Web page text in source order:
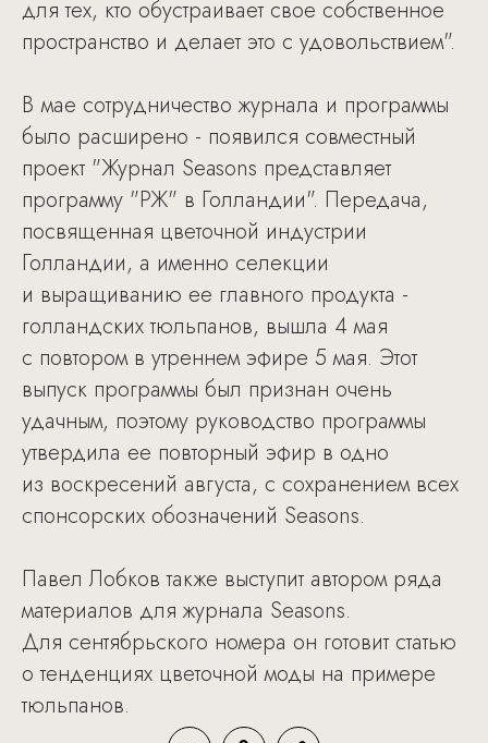
для тех, кто обустраивает свое собственное
пространство и делает это с удовольствием".
В мае сотрудничество журнала и программы
было расширено - появился совместный
проект "Журнал Seasons представляет
программу "РЖ" в Голландии". Передача,
посвященная цветочной индустрии
Голландии, а именно селекции
и выращиванию ее главного продукта -
голландских тюльпанов, вышла 4 мая
с повтором в утреннем эфире 5 мая. Этот
выпуск программы был признан очень
удачным, поэтому руководство программы
утвердила ее повторный эфир в одно
из воскресений августа, с сохранением всех
спонсорских обозначений Seasons.
Павел Лобков также выступит автором ряда
материалов для журнала Seasons.
Для сентябрьского номера он готовит статью
о тенденциях цветочной моды на примере
тюльпанов.